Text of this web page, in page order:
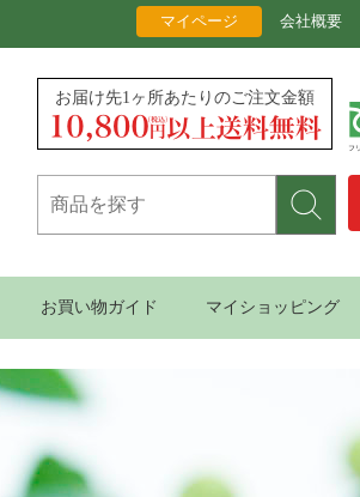
マイページ 会社概要
お届け先1ヶ所あたりのご注文金額
お買い物ガイド マイショッピング